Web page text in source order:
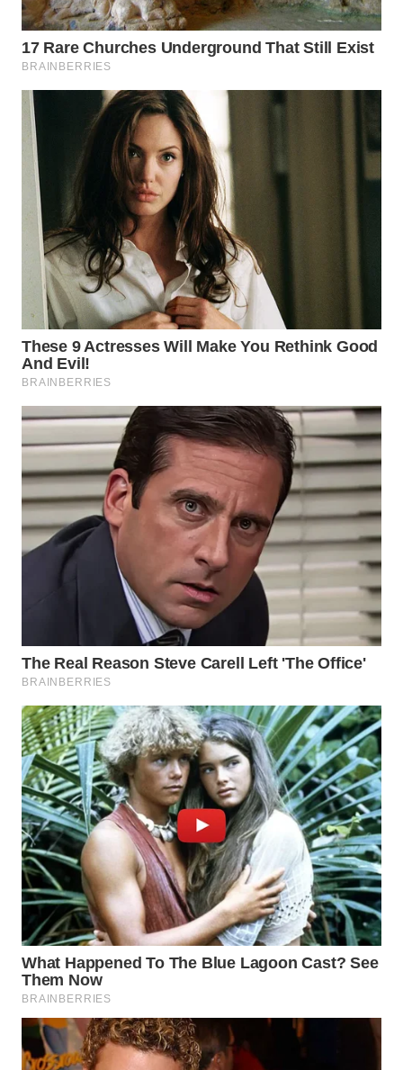
WN
TAPANULI
UTARA
PADANG
LAWAS
WN
SUMEDANG
WN
WN
KEPULAUAN
SERIBU
WN
TANGERANG
WN
BINJAI
WN
INDRAMAYU
WN
KUNINGAN
WN
MAJALENGKA
WN
SUBANG
WN
SUKABUMI
WN
PURWAKARTA